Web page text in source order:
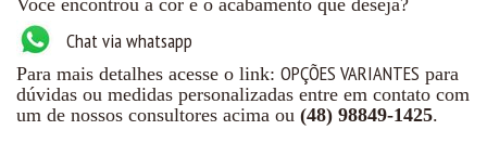
Você encontrou a cor e o acabamento que deseja?
Chat via whatsapp
Para mais detalhes acesse o link: OPÇÕES VARIANTES para
dúvidas ou medidas personalizadas entre em contato com
um de nossos consultores acima ou (48) 98849-1425.